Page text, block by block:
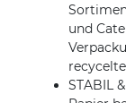
und
STABIL